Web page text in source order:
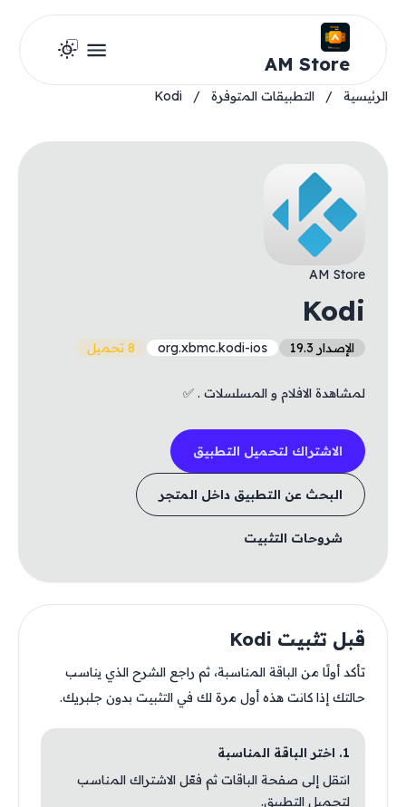
AM Store
الرئيسية / التطبيقات المتوفرة /
Kodi
AM Store
Kodi
الإصدار 19.3 org.xbmc.kodi-ios 8 تحميل
لمشاهدة الافلام و المسلسلات . ✅
الاشتراك لتحميل التطبيق
البحث عن التطبيق داخل المتجر
شروحات التثبيت
قبل تثبيت Kodi
تأكد أولًا من الباقة المناسبة، ثم راجع الشرح الذي يناسب
حالتك إذا كانت هذه أول مرة لك في التثبيت بدون جلبريك.
1. اختر الباقة المناسبة
انتقل إلى صفحة الباقات ثم فعّل الاشتراك المناسب
لتحميل التطبيق.